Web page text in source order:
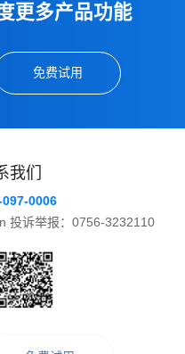
更多产品功能
免费试用
我们
097-0006
投诉举报：0756-3232110